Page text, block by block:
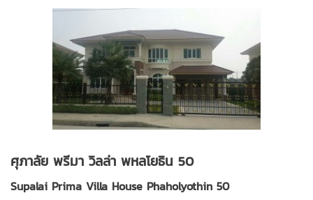
ศุภาลัย พรีมา วิลล่า พหลโยธิน 50
Supalai Prima Villa House Phaholyothin 50